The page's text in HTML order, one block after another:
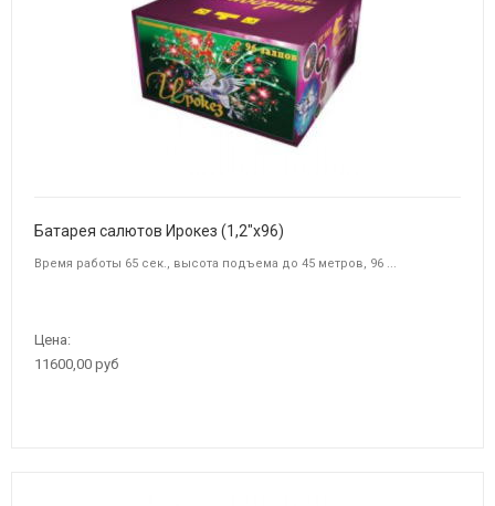
Батарея салютов Ирокез (1,2"х96)
Время работы 65 сек., высота подъема до 45 метров, 96 ...
Цена:
11600,00 руб